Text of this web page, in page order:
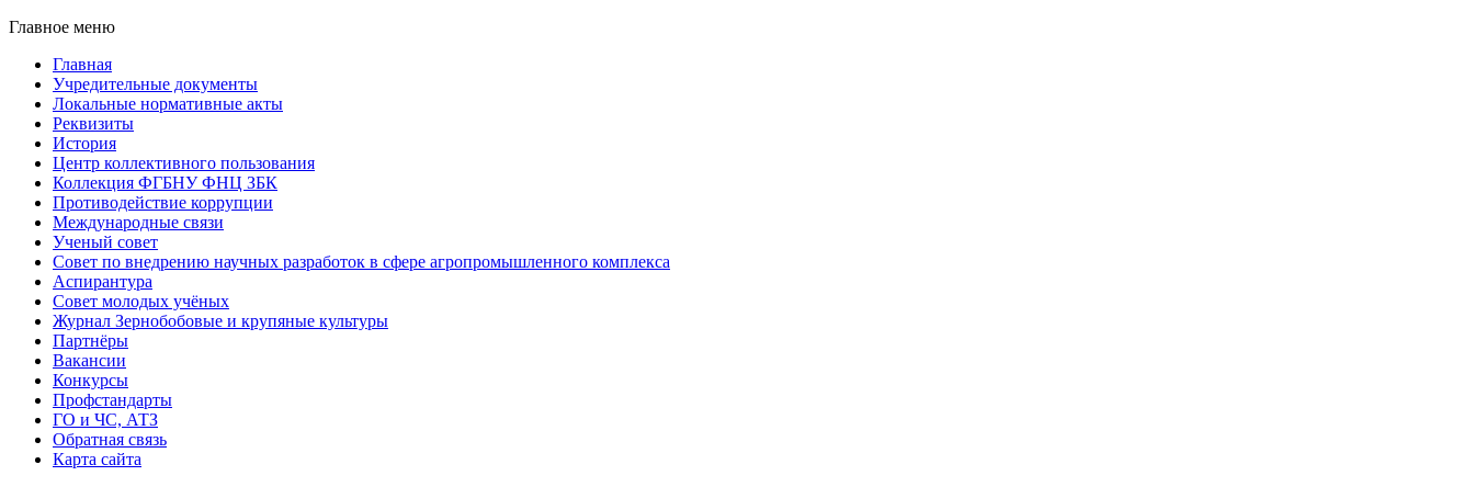
Главное меню
Главная
Учредительные документы
Локальные нормативные акты
Реквизиты
История
Центр коллективного пользования
Коллекция ФГБНУ ФНЦ ЗБК
Противодействие коррупции
Международные связи
Ученый совет
Совет по внедрению научных разработок в сфере агропромышленного комплекса
Аспирантура
Совет молодых учёных
Журнал Зернобобовые и крупяные культуры
Партнёры
Вакансии
Конкурсы
Профстандарты
ГО и ЧС, АТЗ
Обратная связь
Карта сайта